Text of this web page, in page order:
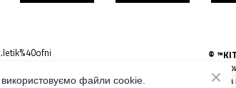
©
файли cookie.